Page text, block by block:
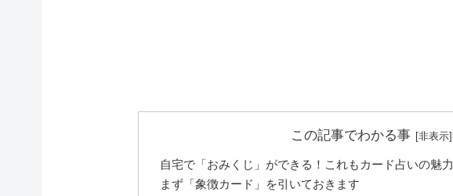
この記事でわかる事
自宅で「おみくじ」ができる！これもカード占いの魅力
まず「象徴カード」を引いておきます